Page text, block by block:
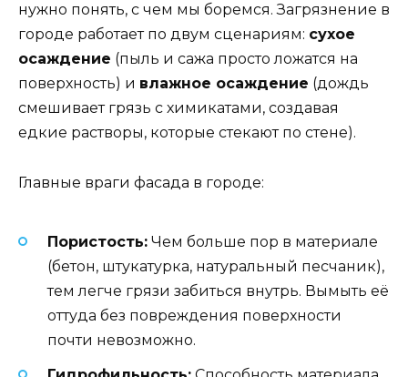
нужно понять, с чем мы боремся. Загрязнение в
городе работает по двум сценариям: сухое
осаждение (пыль и сажа просто ложатся на
поверхность) и влажное осаждение (дождь
смешивает грязь с химикатами, создавая
едкие растворы, которые стекают по стене).
Главные враги фасада в городе:
Пористость: Чем больше пор в материале
(бетон, штукатурка, натуральный песчаник),
тем легче грязи забиться внутрь. Вымыть её
оттуда без повреждения поверхности
почти невозможно.